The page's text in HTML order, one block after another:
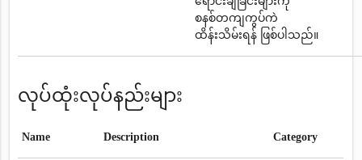
စနစ်တကျကွပ်ကဲ
ထိန်းသိမ်းရန် ဖြစ်ပါသည်။
လုပ်ထုံးလုပ်နည်းများ
Name Description Category